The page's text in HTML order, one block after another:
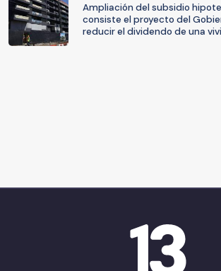
Ampliación del subsidio
consiste el proyecto del
reducir el dividendo de una